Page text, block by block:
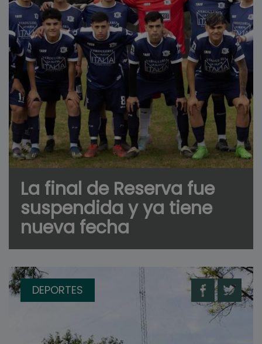
La final de Reserva fue
suspendida y ya tiene
nueva fecha
DEPORTES